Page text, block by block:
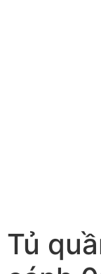
Tủ